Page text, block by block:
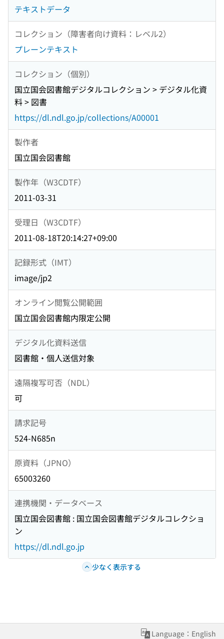
テキストデータ
コレクション（障害者向け資料：レベル2）
プレーンテキスト
コレクション（個別）
国立国会図書館デジタルコレクション > デジタル化資
料 > 図書
https://dl.ndl.go.jp/collections/A00001
製作者
国立国会図書館
製作年（W3CDTF）
2011-03-31
受理日（W3CDTF）
2011-08-18T20:14:27+09:00
記録形式（IMT）
image/jp2
オンライン閲覧公開範囲
国立国会図書館内限定公開
デジタル化資料送信
図書館・個人送信対象
遠隔複写可否（NDL）
可
請求記号
524-N685n
原資料（JPNO）
65003260
連携機関・データベース
国立国会図書館 : 国立国会図書館デジタルコレクショ
ン
https://dl.ndl.go.jp
少なく表示する
Language：English